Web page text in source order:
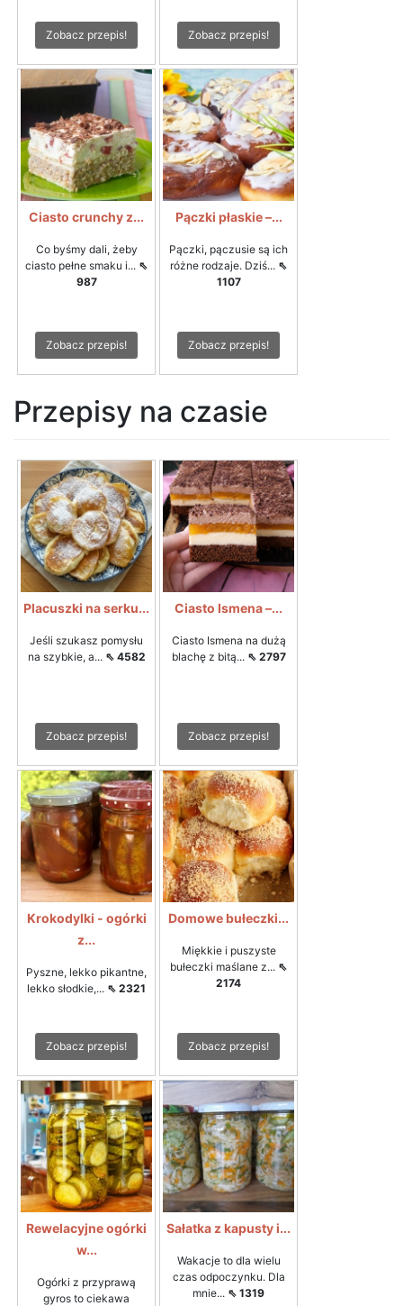
Zobacz przepis! Zobacz przepis!
Ciasto crunchy z...
Co byśmy dali, żeby
ciasto pełne smaku i... ⇖
987
Zobacz przepis!
Pączki płaskie –...
Pączki, pączusie są ich
różne rodzaje. Dziś... ⇖
1107
Zobacz przepis!
Przepisy na czasie
Placuszki na serku...
Jeśli szukasz pomysłu
na szybkie, a... ⇖ 4582
Zobacz przepis!
Ciasto Ismena –...
Ciasto Ismena na dużą
blachę z bitą... ⇖ 2797
Zobacz przepis!
Krokodylki - ogórki
z...
Pyszne, lekko pikantne,
lekko słodkie,... ⇖ 2321
Zobacz przepis!
Domowe bułeczki...
Miękkie i puszyste
bułeczki maślane z... ⇖
2174
Zobacz przepis!
Rewelacyjne ogórki
w...
Ogórki z przyprawą
gyros to ciekawa
Sałatka z kapusty i...
Wakacje to dla wielu
czas odpoczynku. Dla
mnie... ⇖ 1319